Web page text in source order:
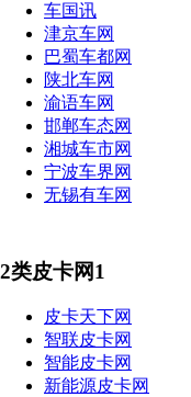
车国讯
津京车网
巴蜀车都网
陕北车网
渝语车网
邯郸车态网
湘城车市网
宁波车界网
无锡有车网
2类皮卡网1
皮卡天下网
智联皮卡网
智能皮卡网
新能源皮卡网